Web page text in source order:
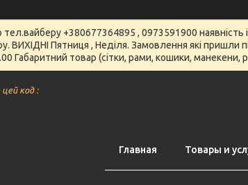
+380677364895 , 0973591900 наявність
ВИХІДНІ Пятниця , Неділя. Замовлення які
Габаритний товар (сітки, рами, кошики,
код :
Главная Товары и